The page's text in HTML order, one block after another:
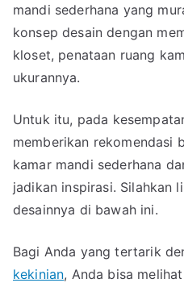
mandi sederhana yang
konsep desain dengan
kloset, penataan ruang
ukurannya.
Untuk itu, pada
memberikan rekomendasi
kamar mandi sederhana
jadikan inspirasi. Silahkan
desainnya di bawah ini.
Bagi Anda yang tertarik
kekinian, Anda bisa